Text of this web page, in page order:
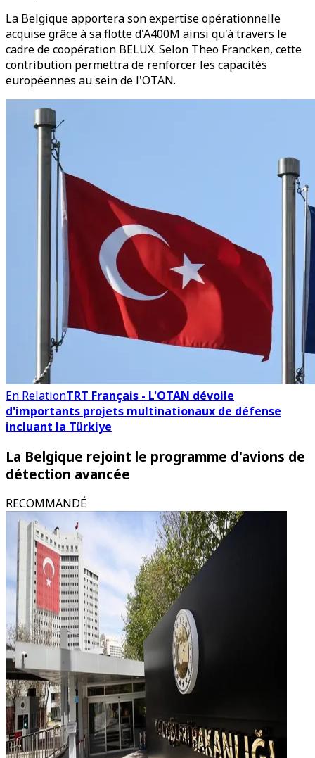
La Belgique apportera son expertise opérationnelle
acquise grâce à sa flotte d'A400M ainsi qu'à travers le
cadre de coopération BELUX. Selon Theo Francken, cette
contribution permettra de renforcer les capacités
européennes au sein de l'OTAN.
En RelationTRT Français - L'OTAN dévoile
d'importants projets multinationaux de défense
incluant la Türkiye
La Belgique rejoint le programme d'avions de
détection avancée
RECOMMANDÉ